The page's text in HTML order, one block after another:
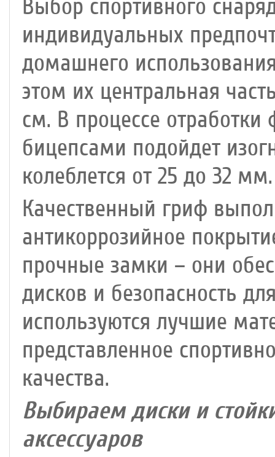
Выбор спортивного
индивидуальных
домашнего
этом их центральная
см. В процессе
бицепсами подойдет
колеблется от 25 до 32 мм.
Качественный гриф
антикоррозийное
прочные замки – они
дисков и безопасность
используются лучшие
представленное
качества.
Выбираем диски и
аксессуаров